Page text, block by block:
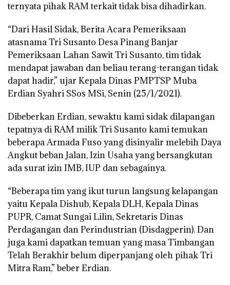
ternyata pihak RAM terkait tidak bisa dihadirkan.
“Dari Hasil Sidak, Berita Acara Pemeriksaan
atasnama Tri Susanto Desa Pinang Banjar
Pemeriksaan Lahan Sawit Tri Susanto, tim tidak
mendapat jawaban dan beliau terang-terangan tidak
dapat hadir,” ujar Kepala Dinas PMPTSP Muba
Erdian Syahri SSos MSi, Senin (25/1/2021).
Dibeberkan Erdian, sewaktu kami sidak dilapangan
tepatnya di RAM milik Tri Susanto kami temukan
beberapa Armada Fuso yang disinyalir melebih Daya
Angkut beban Jalan, Izin Usaha yang bersangkutan
ada surat izin IMB, IUP dan sebagainya.
“Beberapa tim yang ikut turun langsung kelapangan
yaitu Kepala Dishub, Kepala DLH, Kepala Dinas
PUPR, Camat Sungai Lilin, Sekretaris Dinas
Perdagangan dan Perindustrian (Disdagperin). Dan
juga kami dapatkan temuan yang masa Timbangan
Telah Berakhir belum diperpanjang oleh pihak Tri
Mitra Ram,” beber Erdian.